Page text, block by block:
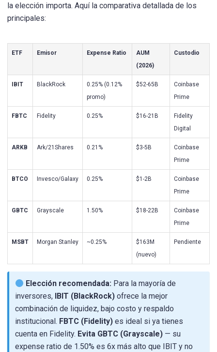
la elección importa. Aquí la comparativa detallada de los
principales:
ETF Emisor Expense Ratio
AUM
(2026)
Custodio
IBIT BlackRock
0.25% (0.12%
promo)
$52-65B
Coinbase
Prime
FBTC Fidelity 0.25% $16-21B
Fidelity
Digital
ARKB Ark/21Shares 0.21% $3-5B
Coinbase
Prime
BTCO Invesco/Galaxy 0.25% $1-2B
Coinbase
Prime
GBTC Grayscale 1.50% $18-22B
Coinbase
Prime
MSBT Morgan Stanley ~0.25%
$163M
(nuevo)
Pendiente
Elección recomendada: Para la mayoría de
inversores, IBIT (BlackRock) ofrece la mejor
combinación de liquidez, bajo costo y respaldo
institucional. FBTC (Fidelity) es ideal si ya tienes
cuenta en Fidelity. Evita GBTC (Grayscale) — su
expense ratio de 1.50% es 6x más alto que IBIT y no